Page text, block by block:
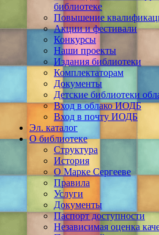
библиотеке
Повышение
Акции и фестивали
Конкурсы
Наши проекты
Издания библиотеки
Комплектаторам
Документы
Детские библиотеки
Вход в облако ИОДБ
Вход в почту ИОДБ
Эл. каталог
О библиотеке
Структура
История
О Марке Сергееве
Правила
Услуги
Документы
Паспорт доступности
Независимая оценка